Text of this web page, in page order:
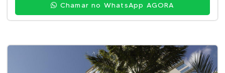
Chamar no WhatsApp AGORA